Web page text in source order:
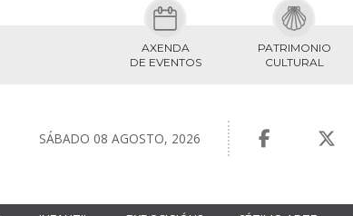
AXENDA
DE EVENTOS
PATRIMONIO
CULTURAL
SÁBADO 08 AGOSTO, 2026